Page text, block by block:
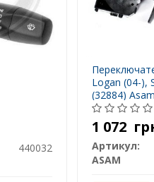
440032
Logan (04-),
(32884) Asam
1 072
Артикул:
ASAM